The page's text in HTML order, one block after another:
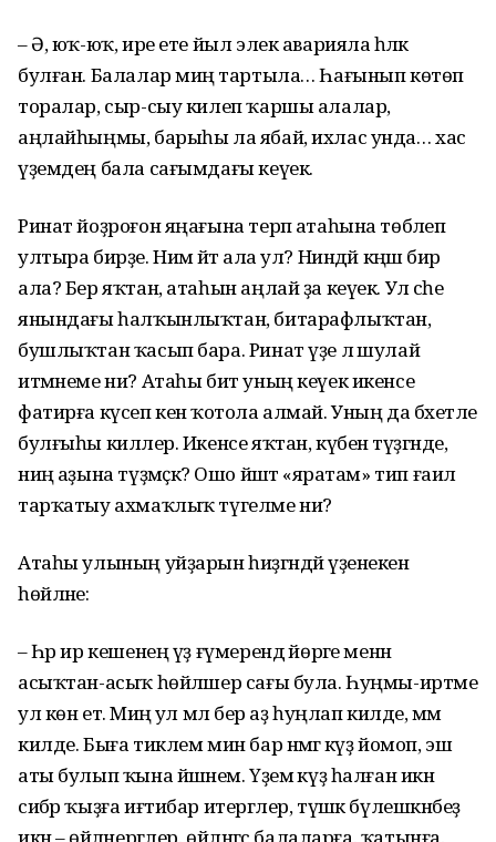
– Ә, юҡ-юҡ, ире ете йыл элек аварияла һәләк
булған. Балалар миңә тартыла… Һағынып көтөп
торалар, сыр-сыу килеп ҡаршы алалар,
аңлайһыңмы, барыһы ла ябай, ихлас унда… хас
үҙемдең бала сағымдағы кеүек.
Ринат йоҙроғон яңағына терәп атаһына төбәлеп
ултыра бирҙе. Нимә әйтә ала ул? Ниндәй кәңәш бирә
ала? Бер яҡтан, атаһын аңлай ҙа кеүек. Ул әсәһе
янындағы һалҡынлыҡтан, битарафлыҡтан,
бушлыҡтан ҡасып бара. Ринат үҙе лә шулай
итмәнеме ни? Атаһы бит уның кеүек икенсе
фатирға күсеп кенә ҡотола алмай. Уның да бәхетле
булғыһы киләлер. Икенсе яҡтан, күбенә түҙгәнде,
ниңә аҙына түҙмәҫкә? Ошо йәштә «яратам» тип ғаилә
тарҡатыу ахмаҡлыҡ түгелме ни?
Атаһы улының уйҙарын һиҙгәндәй үҙенекен
һөйләне:
– Һәр ир кешенең үҙ ғүмерендә йөрәге менән
асыҡтан-асыҡ һөйләшер сағы була. Һуңмы-иртәме
ул көн етә. Миңә ул мәл бер аҙ һуңлап килде, әммә
килде. Быға тиклем мин бар нәмәгә күҙ йомоп, эш
аты булып ҡына йәшәнем. Үҙемә күҙ һалған икән
сибәр ҡыҙға иғтибар итергәлер, түшәк бүлешкәнбеҙ